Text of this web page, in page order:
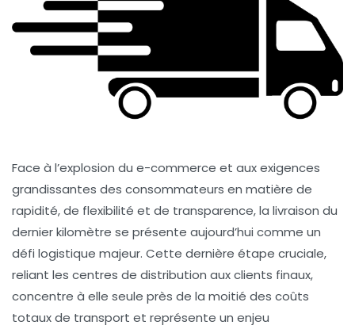
Face à l’explosion du e-commerce et aux exigences
grandissantes des consommateurs en matière de
rapidité, de flexibilité et de transparence, la livraison du
dernier kilomètre se présente aujourd’hui comme un
défi logistique majeur. Cette dernière étape cruciale,
reliant les centres de distribution aux clients finaux,
concentre à elle seule près de la moitié des coûts
totaux de transport et représente un enjeu